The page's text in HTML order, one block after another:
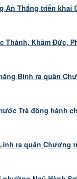
An Thắng triển khai
Thành, Khâm Đức,
Bình ra quân
Trà đồng hành
ra quân Chương